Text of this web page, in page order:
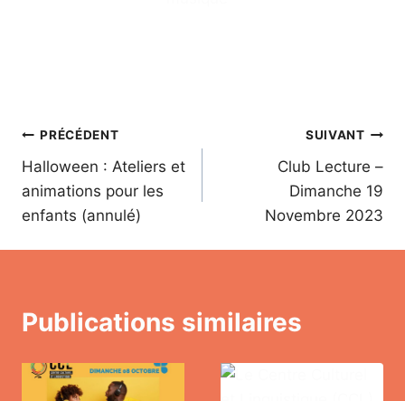
Navigation
de
l’article
PRÉCÉDENT
Halloween : Ateliers et
animations pour les
enfants (annulé)
SUIVANT
Club Lecture –
Dimanche 19
Novembre 2023
Publications similaires